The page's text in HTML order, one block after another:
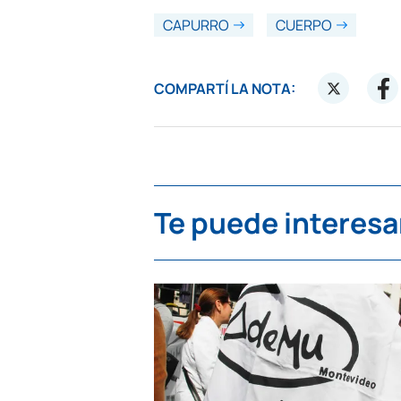
CAPURRO CUERPO
COMPARTÍ LA NOTA:
Te puede